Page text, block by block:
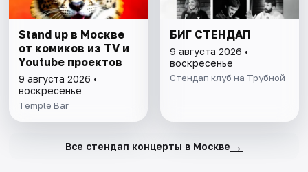
Stand up в Москве
от комиков из TV и
Youtube проектов
9 августа 2026 •
воскресенье
Temple Bar
БИГ СТЕНДАП
9 августа 2026 •
воскресенье
Стендап клуб на Трубной
Все стендап концерты в Москве →